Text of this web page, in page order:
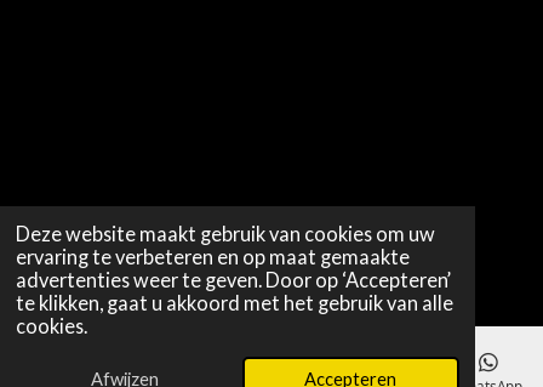
Deze website maakt gebruik van cookies om uw
ervaring te verbeteren en op maat gemaakte
advertenties weer te geven. Door op ‘Accepteren’
te klikken, gaat u akkoord met het gebruik van alle
cookies.
Afwijzen Accepteren